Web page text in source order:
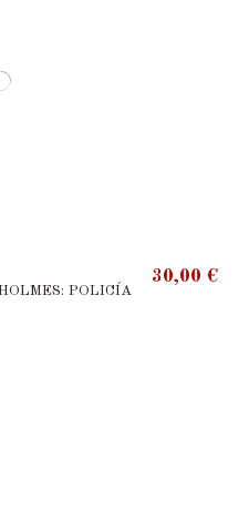
POLICÍA
30,00 €